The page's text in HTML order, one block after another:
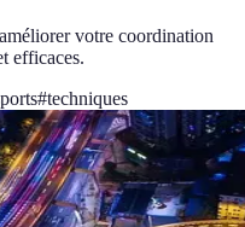
votre coordination
efficaces.
#techniques